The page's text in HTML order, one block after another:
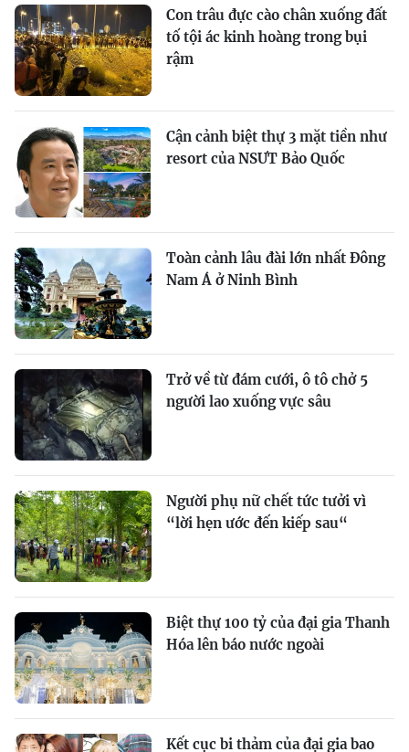
Con trâu đực cào chân xuống đất
tố tội ác kinh hoàng trong bụi
rậm
Cận cảnh biệt thự 3 mặt tiền như
resort của NSƯT Bảo Quốc
Toàn cảnh lâu đài lớn nhất Đông
Nam Á ở Ninh Bình
Trở về từ đám cưới, ô tô chở 5
người lao xuống vực sâu
Người phụ nữ chết tức tưởi vì
“lời hẹn ước đến kiếp sau“
Biệt thự 100 tỷ của đại gia Thanh
Hóa lên báo nước ngoài
Kết cục bi thảm của đại gia bao